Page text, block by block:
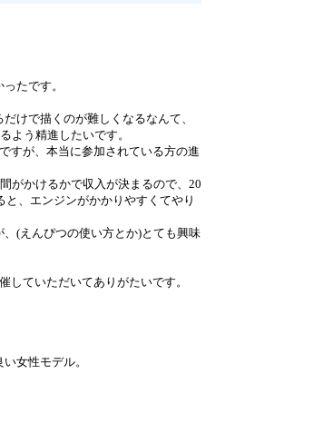
たです。
けで描くのが難しくなるなんて、
よう精進したいです。
すが、本当に参加されている方の進
がかけるかで収入が決まるので、20
、エンジンがかかりやすくてやり
(えんぴつの使い方とか)とても興味
ていただいてありがたいです。
女性モデル。